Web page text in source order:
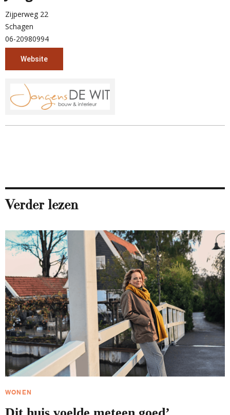
Zijperweg 22
Schagen
06-20980994
Website
Verder lezen
WONEN